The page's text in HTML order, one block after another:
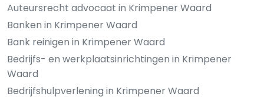
Auteursrecht advocaat in Krimpener Waard
Banken in Krimpener Waard
Bank reinigen in Krimpener Waard
Bedrijfs- en werkplaatsinrichtingen in Krimpener
Waard
Bedrijfshulpverlening in Krimpener Waard